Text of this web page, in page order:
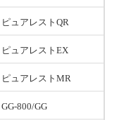
ピュアレストQR
ピュアレストEX
ピュアレストMR
GG-800/GG